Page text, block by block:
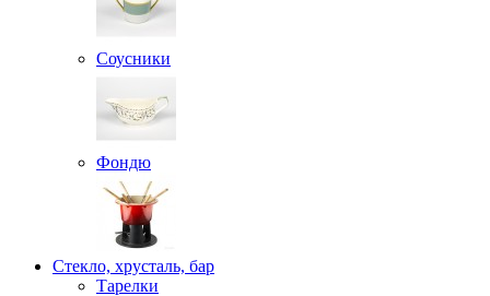
Соусники
Фондю
Стекло, хрусталь, бар
Тарелки